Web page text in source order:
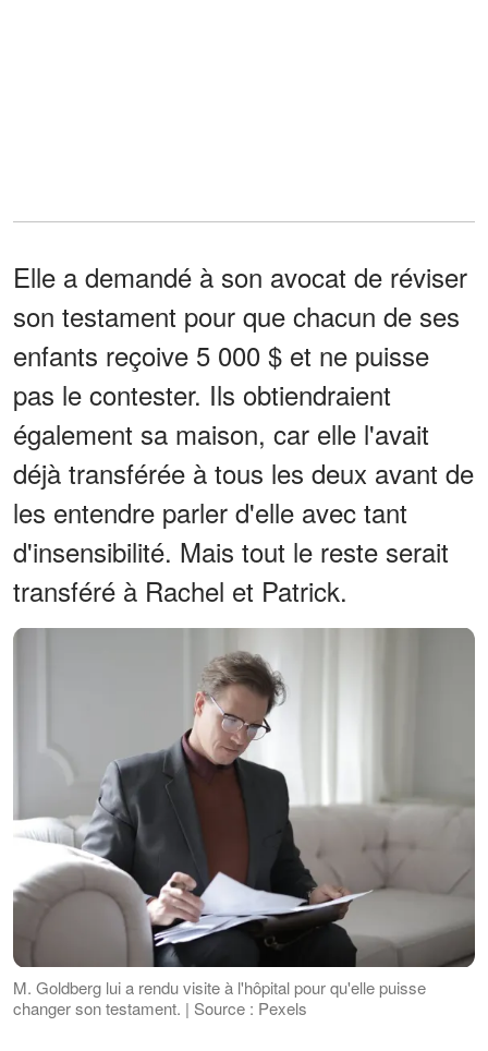
Elle a demandé à son avocat de réviser
son testament pour que chacun de ses
enfants reçoive 5 000 $ et ne puisse
pas le contester. Ils obtiendraient
également sa maison, car elle l'avait
déjà transférée à tous les deux avant de
les entendre parler d'elle avec tant
d'insensibilité. Mais tout le reste serait
transféré à Rachel et Patrick.
M. Goldberg lui a rendu visite à l'hôpital pour qu'elle puisse
changer son testament. | Source : Pexels